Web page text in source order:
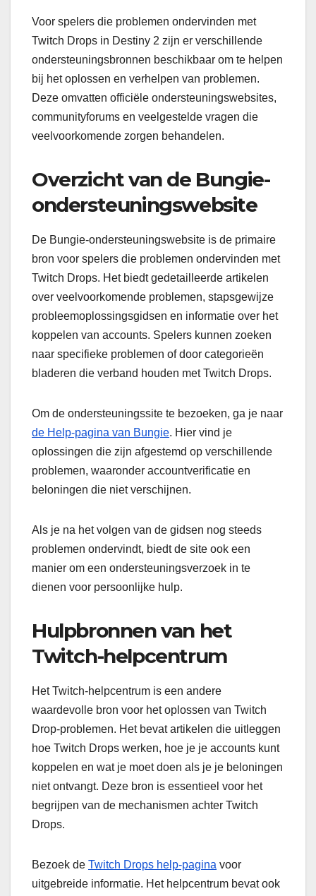
Voor spelers die problemen ondervinden met
Twitch Drops in Destiny 2 zijn er verschillende
ondersteuningsbronnen beschikbaar om te helpen
bij het oplossen en verhelpen van problemen.
Deze omvatten officiële ondersteuningswebsites,
communityforums en veelgestelde vragen die
veelvoorkomende zorgen behandelen.
Overzicht van de Bungie-
ondersteuningswebsite
De Bungie-ondersteuningswebsite is de primaire
bron voor spelers die problemen ondervinden met
Twitch Drops. Het biedt gedetailleerde artikelen
over veelvoorkomende problemen, stapsgewijze
probleemoplossingsgidsen en informatie over het
koppelen van accounts. Spelers kunnen zoeken
naar specifieke problemen of door categorieën
bladeren die verband houden met Twitch Drops.
Om de ondersteuningssite te bezoeken, ga je naar
de Help-pagina van Bungie. Hier vind je
oplossingen die zijn afgestemd op verschillende
problemen, waaronder accountverificatie en
beloningen die niet verschijnen.
Als je na het volgen van de gidsen nog steeds
problemen ondervindt, biedt de site ook een
manier om een ondersteuningsverzoek in te
dienen voor persoonlijke hulp.
Hulpbronnen van het
Twitch-helpcentrum
Het Twitch-helpcentrum is een andere
waardevolle bron voor het oplossen van Twitch
Drop-problemen. Het bevat artikelen die uitleggen
hoe Twitch Drops werken, hoe je je accounts kunt
koppelen en wat je moet doen als je je beloningen
niet ontvangt. Deze bron is essentieel voor het
begrijpen van de mechanismen achter Twitch
Drops.
Bezoek de Twitch Drops help-pagina voor
uitgebreide informatie. Het helpcentrum bevat ook